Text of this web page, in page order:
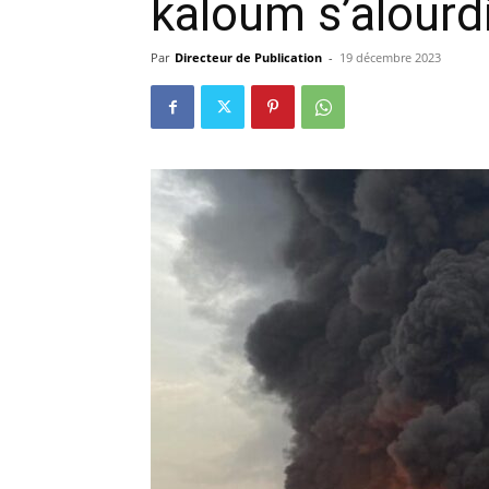
précision
kaloum
Par Directeur de Publication - 19 décembre 2023